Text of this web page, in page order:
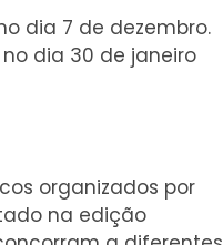
dia 7 de dezembro.
dia 30 de janeiro
organizados por
na edição